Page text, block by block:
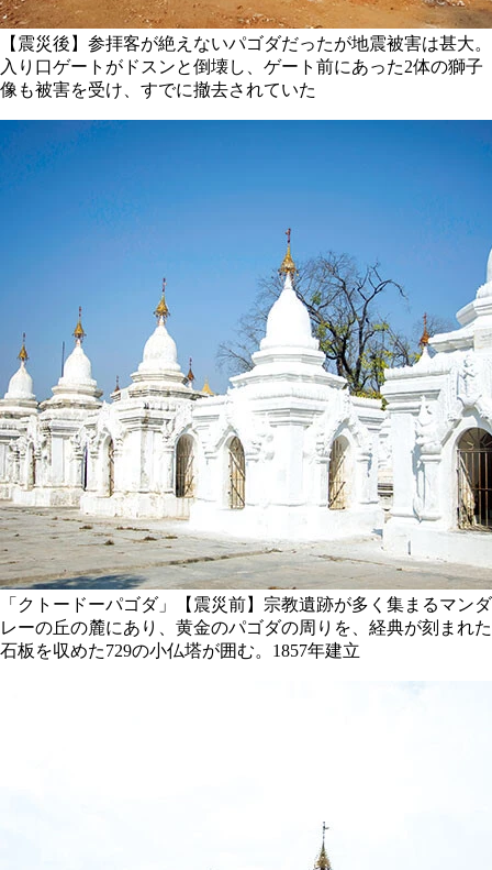
【震災後】参拝客が絶えないパゴダだったが地震被害は甚大。
入り口ゲートがドスンと倒壊し、ゲート前にあった2体の獅子
像も被害を受け、すでに撤去されていた
「クトードーパゴダ」【震災前】宗教遺跡が多く集まるマンダ
レーの丘の麓にあり、黄金のパゴダの周りを、経典が刻まれた
石板を収めた729の小仏塔が囲む。1857年建立